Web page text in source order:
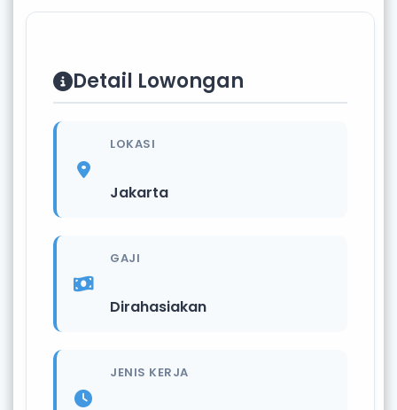
Detail Lowongan
LOKASI
Jakarta
GAJI
Dirahasiakan
JENIS KERJA